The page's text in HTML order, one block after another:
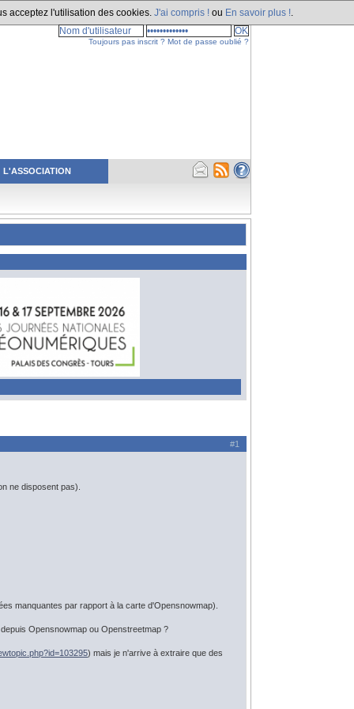
acceptez l'utilisation des cookies. J'ai compris ! ou En savoir plus !
L'ASSOCIATION
Toujours pas inscrit ? Mot de passe oublié ?
#1
ne disposent pas).
manquantes par rapport à la carte d'Opensnowmap).
Opensnowmap ou Openstreetmap ?
) mais je n'arrive à extraire que des